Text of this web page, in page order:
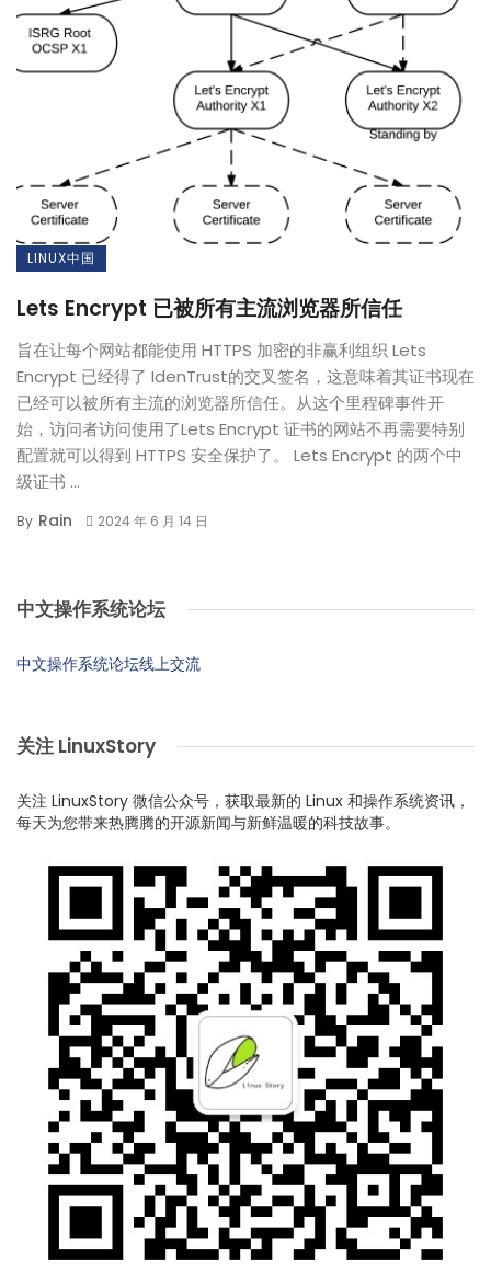
LINUX中国
Lets Encrypt 已被所有主流浏览器所信任
旨在让每个网站都能使用 HTTPS 加密的非赢利组织 Lets
Encrypt 已经得了 IdenTrust的交叉签名，这意味着其证书现在
已经可以被所有主流的浏览器所信任。从这个里程碑事件开
始，访问者访问使用了Lets Encrypt 证书的网站不再需要特别
配置就可以得到 HTTPS 安全保护了。 Lets Encrypt 的两个中
级证书 ...
By Rain 2024 年 6 月 14 日
中文操作系统论坛
中文操作系统论坛线上交流
关注 LinuxStory
关注 LinuxStory 微信公众号，获取最新的 Linux 和操作系统资讯，
每天为您带来热腾腾的开源新闻与新鲜温暖的科技故事。